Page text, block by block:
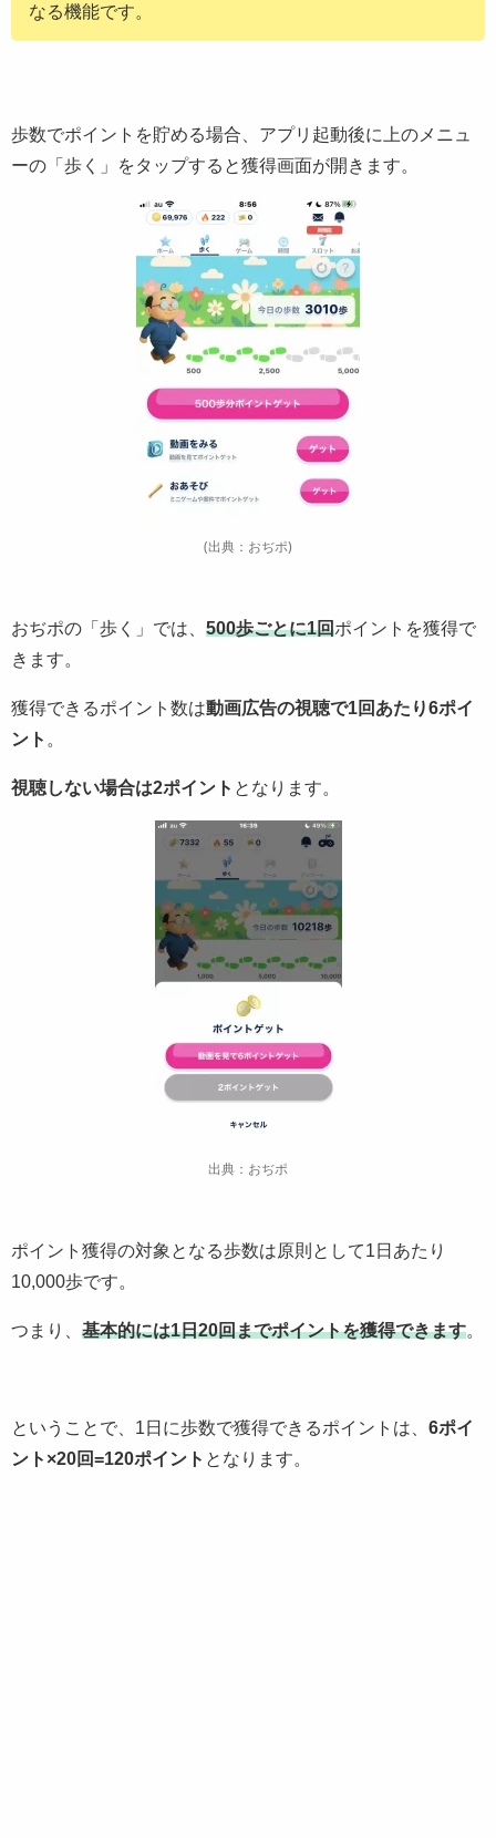
なる機能です。
歩数でポイントを貯める場合、アプリ起動後に上のメニュ
ーの「歩く」をタップすると獲得画面が開きます。
(出典：おぢポ)
おぢポの「歩く」では、 500歩ごとに1回ポイントを獲得で
きます。
獲得できるポイント数は動画広告の視聴で1回あたり6ポイ
ント
視聴しない場合は2ポイント となります。
出典：おぢポ
ポイント獲得の対象となる歩数は原則として1日あたり
10,000歩です。
つまり、 基本的には1日20回までポイントを獲得できます
ということで、1日に歩数で獲得できるポイントは、 6ポイ
ント×20回=120ポイント となります。